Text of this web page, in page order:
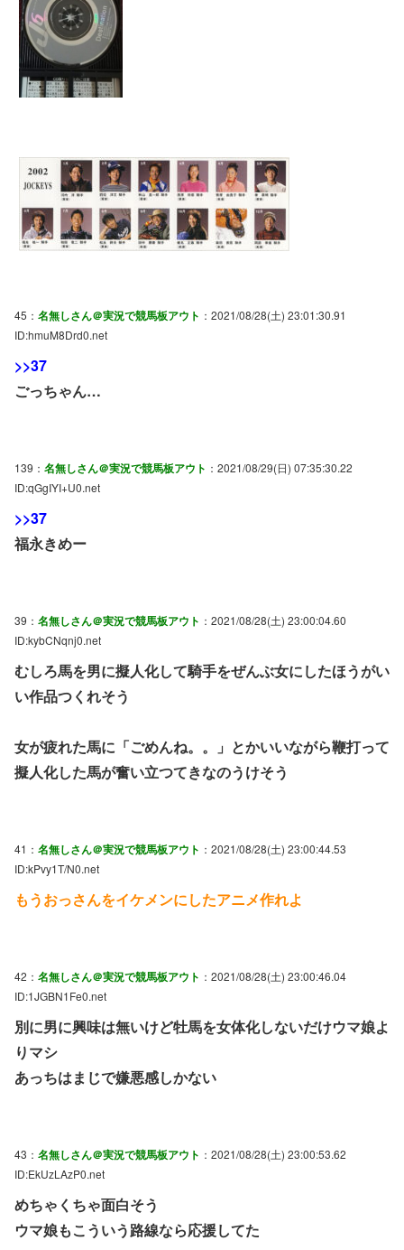
45： 名無しさん＠実況で競馬板アウト ：2021/08/28(土) 23:01:30.91
ID:hmuM8Drd0.net
>>37
ごっちゃん…
139： 名無しさん＠実況で競馬板アウト ：2021/08/29(日) 07:35:30.22
ID:qGgIYI+U0.net
>>37
福永きめー
39： 名無しさん＠実況で競馬板アウト ：2021/08/28(土) 23:00:04.60
ID:kybCNqnj0.net
むしろ馬を男に擬人化して騎手をぜんぶ女にしたほうがい
い作品つくれそう
女が疲れた馬に「ごめんね。。」とかいいながら鞭打って
擬人化した馬が奮い立つてきなのうけそう
41： 名無しさん＠実況で競馬板アウト ：2021/08/28(土) 23:00:44.53
ID:kPvy1T/N0.net
もうおっさんをイケメンにしたアニメ作れよ
42： 名無しさん＠実況で競馬板アウト ：2021/08/28(土) 23:00:46.04
ID:1JGBN1Fe0.net
別に男に興味は無いけど牡馬を女体化しないだけウマ娘よ
りマシ
あっちはまじで嫌悪感しかない
43： 名無しさん＠実況で競馬板アウト ：2021/08/28(土) 23:00:53.62
ID:EkUzLAzP0.net
めちゃくちゃ面白そう
ウマ娘もこういう路線なら応援してた